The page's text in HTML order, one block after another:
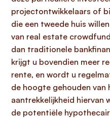
projectontwikkelaars of
die een tweede huis
van real estate
dan traditionele
krijgt u bovendien meer
rente, en wordt u
de hoogte gehouden van
aantrekkelijkheid
de potentiële